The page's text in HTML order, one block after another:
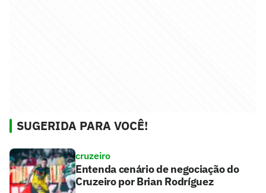
SUGERIDA PARA VOCÊ!
cruzeiro
Entenda cenário de negociação do
Cruzeiro por Brian Rodríguez